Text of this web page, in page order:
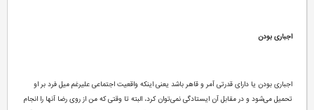
اجباری بودن
اجباری بودن یا دارای قدرتی آمر و قاهر باشد یعنی اینکه واقعیت اجتماعی علیرغم میل فرد بر او
تحمیل می‌شود و در مقابل آن ایستادگی نمی‌توان کرد، البته تا وقتی که من از روی رضا آنها را انجام